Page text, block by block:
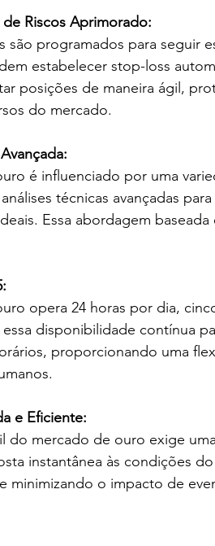
Riscos Aprimorado:
estabelecer stop-loss
posições de maneira ágil,
do mercado.
técnicas avançadas
Essa abordagem
disponibilidade contínua
proporcionando uma
e Eficiente:
instantânea às condições
minimizando o impacto de